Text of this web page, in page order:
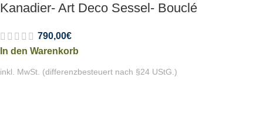
Kanadier- Art Deco Sessel- Bouclé
790,00€
In den Warenkorb
inkl. MwSt. (differenzbesteuert nach §24 UStG.)